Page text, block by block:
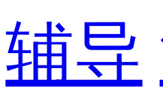
辅导